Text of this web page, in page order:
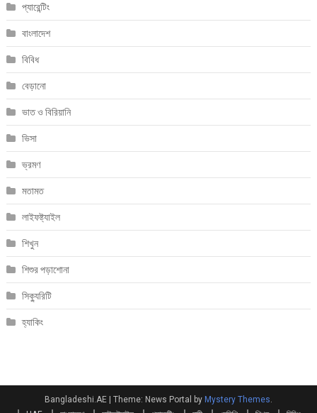
প্যারেন্টিং
বাংলাদেশ
বিবিধ
বেড়ানো
ভাত ও বিরিয়ানি
ভিসা
ভ্রমণ
মতামত
লাইফষ্ট্যাইল
শিখুন
শিশুর পড়াশোনা
সিক্যুরিটি
হ্যাকিং
Bangladeshi.AE | Theme: News Portal by Mystery Themes.